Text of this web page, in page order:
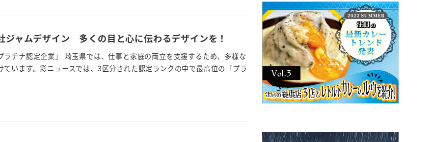
ジャムデザイン 多くの目と心に伝わるデザインを！
チナ認定企業」 埼玉県では、仕事と家庭の両立を支援するため、多様な
います。彩ニュースでは、3区分された認定ランクの中で最高位の「プラ